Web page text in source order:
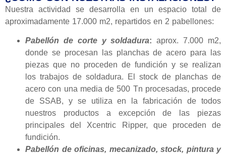
Nuestra actividad se desarrolla en un espacio total de
aproximadamente 17.000 m2, repartidos en 2 pabellones:
Pabellón de corte y soldadura: aprox. 7.000 m2,
donde se procesan las planchas de acero para las
piezas que no proceden de fundición y se realizan
los trabajos de soldadura. El stock de planchas de
acero con una media de 500 Tn procesadas, procede
de SSAB, y se utiliza en la fabricación de todos
nuestros productos a excepción de las piezas
principales del Xcentric Ripper, que proceden de
fundición.
Pabellón de oficinas, mecanizado, stock, pintura y